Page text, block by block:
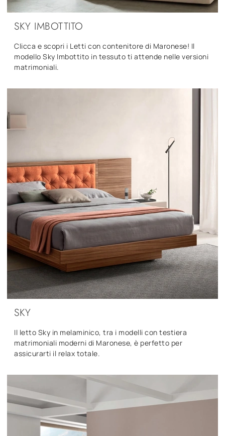
SKY IMBOTTITO
Clicca e scopri i Letti con contenitore di Maronese! Il
modello Sky Imbottito in tessuto ti attende nelle versioni
matrimoniali.
SKY
Il letto Sky in melaminico, tra i modelli con testiera
matrimoniali moderni di Maronese, è perfetto per
assicurarti il relax totale.